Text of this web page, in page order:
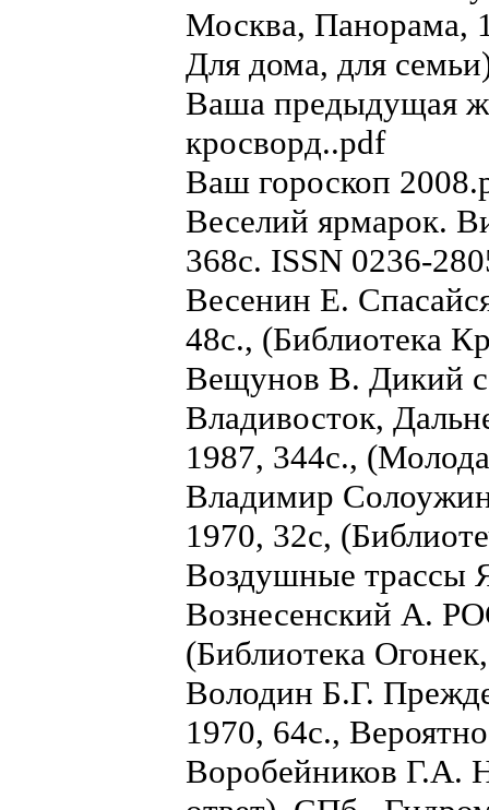
Москва, Панорама,
Для дома, для
Ваша предыдущая
кросворд..pdf
Ваш гороскоп
Веселий ярмарок.
368с. ISSN 0236-
Весенин Е.
48с., (Библиотека
Вещунов В. Дикий
Владивосток,
1987, 344с.,
Владимир
1970, 32с,
Воздушные трассы
Вознесенский А.
(Библиотека
Володин Б.Г.
1970, 64с.,
Воробейников Г.А.